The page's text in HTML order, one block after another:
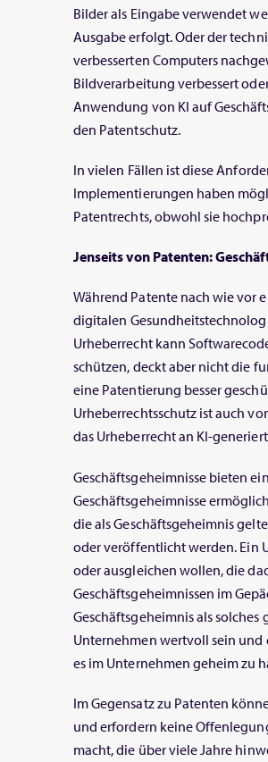
Bilder als Eingabe verwendet
Ausgabe erfolgt. Oder der
verbesserten Computers
Bildverarbeitung verbessert
Anwendung von KI auf
den Patentschutz.
In vielen Fällen ist diese
Implementierungen haben
Patentrechts, obwohl sie
Jenseits von Patenten:
Während Patente nach wie vor
digitalen
Urheberrecht kann
schützen, deckt aber nicht die
eine Patentierung besser
Urheberrechtsschutz ist auch
das Urheberrecht an KI-
Geschäftsgeheimnisse bieten
Geschäftsgeheimnisse
die als Geschäftsgeheimnis
oder veröffentlicht werden. Ein
oder ausgleichen wollen, die
Geschäftsgeheimnissen im
Geschäftsgeheimnis als
Unternehmen wertvoll sein und
es im Unternehmen geheim zu
Im Gegensatz zu Patenten
und erfordern keine
macht, die über viele Jahre